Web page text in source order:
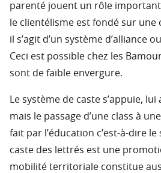
parenté jouent un rôle
le clientélisme est fondé sur
il s’agit d’un système d’alliance
Ceci est possible chez les
sont de faible envergure.
Le système de caste s’appuie,
mais le passage d’une class à
fait par l’éducation c’est-à-dire
caste des lettrés est une
mobilité territoriale constitue